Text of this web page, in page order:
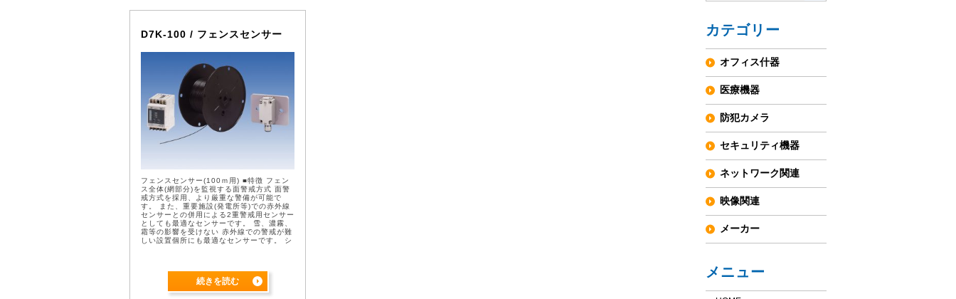
カテゴリー
オフィス什器
医療機器
防犯カメラ
セキュリティ機器
ネットワーク関連
映像関連
メーカー
メニュー
D7K-100 / フェンスセンサー
フェンスセンサー(100ｍ用) ■特徴 フェン
ス全体(網部分)を監視する面警戒方式 面警
戒方式を採用、より厳重な警備が可能で
す。 また、重要施設(発電所等)での赤外線
センサーとの併用による2重警戒用センサー
としても最適なセンサーです。 雪、濃霧、
霜等の影響を受けない 赤外線での警戒が難
しい設置個所にも最適なセンサーです。 シ
続きを読む